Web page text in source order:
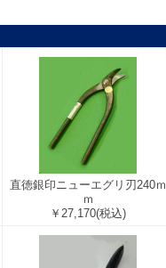
直徳銀印ニューエグリ刃240ｍ
ｍ
￥27,170(税込)